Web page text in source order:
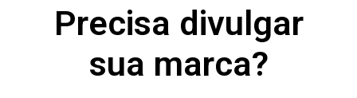
Precisa divulgar
sua marca?